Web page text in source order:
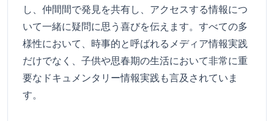
し、仲間間で発見を共有し、アクセスする情報につ
いて一緒に疑問に思う喜びを伝えます。すべての多
様性において、時事的と呼ばれるメディア情報実践
だけでなく、子供や思春期の生活において非常に重
要なドキュメンタリー情報実践も言及されていま
す。